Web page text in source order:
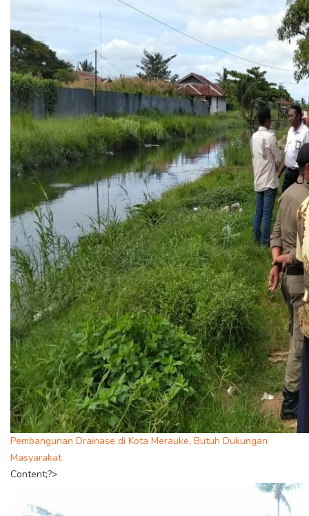
Pembangunan Drainase di Kota Merauke, Butuh Dukungan
Masyarakat
Content;?>